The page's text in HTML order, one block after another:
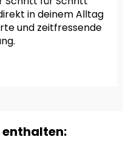
in deinem Alltag
und zeitfressende
enthalten: